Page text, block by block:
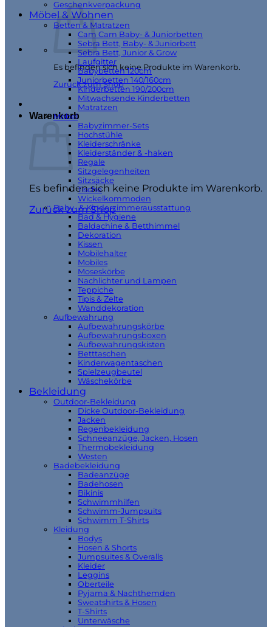
Es befinden sich keine Produkte im Warenkorb.
Zurück zum Shop
Warenkorb
Es befinden sich keine Produkte im Warenkorb.
Zurück zum Shop
Geschenkverpackung
Möbel & Wohnen
Betten & Matratzen
Cam Cam Baby- & Juniorbetten
Sebra Bett, Baby- & Juniorbett
Sebra Bett, Junior & Grow
Laufgitter
Babybetten 120cm
Juniorbetten 140/160cm
Kinderbetten 190/200cm
Mitwachsende Kinderbetten
Matratzen
Möbel
Babyzimmer-Sets
Hochstühle
Kleiderschränke
Kleiderständer & -haken
Regale
Sitzgelegenheiten
Sitzsäcke
Tische
Wickelkommoden
Baby- & Kinderzimmerausstattung
Bad & Hygiene
Baldachine & Betthimmel
Dekoration
Kissen
Mobilehalter
Mobiles
Moseskörbe
Nachlichter und Lampen
Teppiche
Tipis & Zelte
Wanddekoration
Aufbewahrung
Aufbewahrungskörbe
Aufbewahrungsboxen
Aufbewahrungskisten
Betttaschen
Kinderwagentaschen
Spielzeugbeutel
Wäschekörbe
Bekleidung
Outdoor-Bekleidung
Dicke Outdoor-Bekleidung
Jacken
Regenbekleidung
Schneeanzüge, Jacken, Hosen
Thermobekleidung
Westen
Badebekleidung
Badeanzüge
Badehosen
Bikinis
Schwimmhilfen
Schwimm-Jumpsuits
Schwimm T-Shirts
Kleidung
Bodys
Hosen & Shorts
Jumpsuites & Overalls
Kleider
Leggins
Oberteile
Pyjama & Nachthemden
Sweatshirts & Hosen
T-Shirts
Unterwäsche